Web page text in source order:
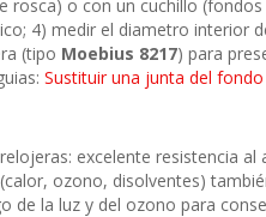
o con un cuchillo
4) medir el diametro interior
(tipo Moebius 8217) para
Sustituir una junta del fondo
excelente resistencia
ozono, disolventes)
la luz y del ozono para